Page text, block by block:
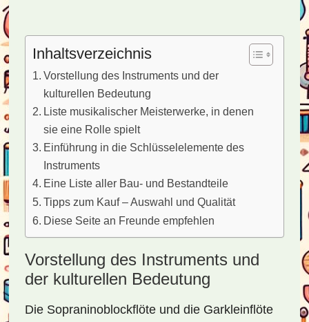
Inhaltsverzeichnis
Vorstellung des Instruments und der
kulturellen Bedeutung
Liste musikalischer Meisterwerke, in denen
sie eine Rolle spielt
Einführung in die Schlüsselelemente des
Instruments
Eine Liste aller Bau- und Bestandteile
Tipps zum Kauf – Auswahl und Qualität
Diese Seite an Freunde empfehlen
Vorstellung des Instruments und
der kulturellen Bedeutung
Die Sopraninoblockflöte und die Garkleinflöte